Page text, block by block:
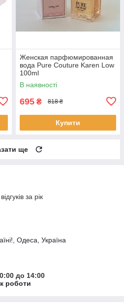
Женская парфюмированная
вода Pure Couture Karen Low
100ml
В наявності
695 ₴ 818 ₴
Купити
ще
за рік
Одеса, Україна
до 14:00
роботи